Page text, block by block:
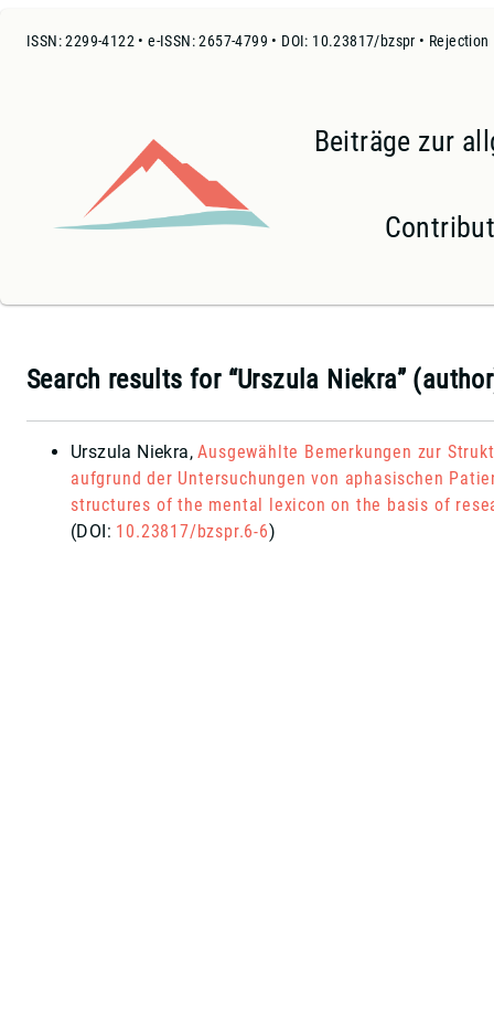
ISSN: 2299-4122 • e-ISSN: 2657-4799 • DOI: 10.23817/bzspr •
Beiträge zur
Search results for “Urszula Niekra”
Urszula Niekra,Ausgewählte Bemerkungen zur
aufgrund der Untersuchungen von aphasischen
structures of the mental lexicon on the basis of
(DOI: 10.23817/bzspr.6-6)